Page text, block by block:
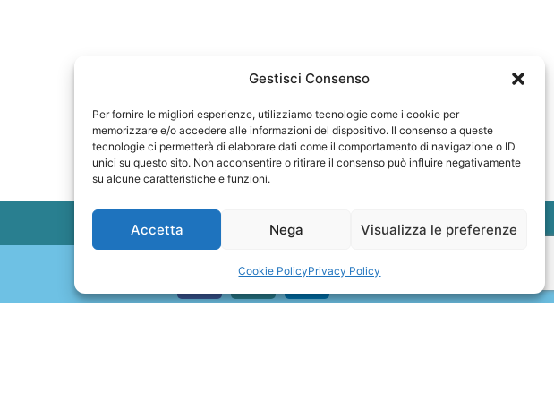
Gestisci Consenso
Per fornire le migliori esperienze, utilizziamo tecnologie come i cookie per
memorizzare e/o accedere alle informazioni del dispositivo. Il consenso a queste
tecnologie ci permetterà di elaborare dati come il comportamento di navigazione o ID
unici su questo sito. Non acconsentire o ritirare il consenso può influire negativamente
su alcune caratteristiche e funzioni.
Accetta Nega Visualizza le preferenze
Cookie PolicyPrivacy Policy